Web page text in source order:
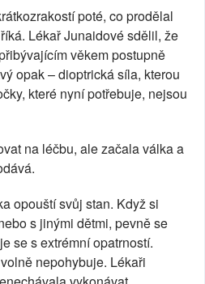
poté, co prodělal
Lékař Junaidové sdělil, že
věkem postupně
opak – dioptrická síla, kterou
které nyní potřebuje, nejsou
na léčbu, ale začala válka a
opouští svůj stan. Když si
s jinými dětmi, pevně se
se s extrémní opatrností.
nepohybuje. Lékaři